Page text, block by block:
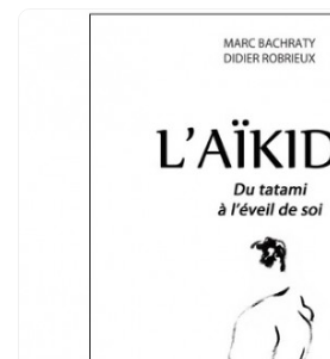
Armes